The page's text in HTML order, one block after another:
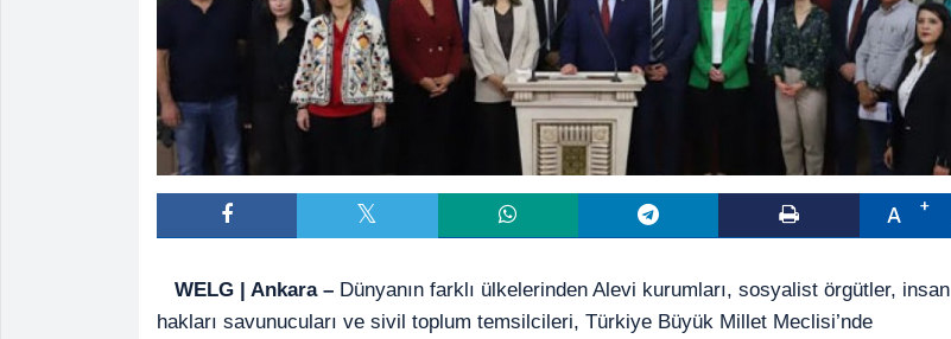
A
WELG | Ankara – Dünyanın farklı ülkelerinden Alevi kurumları, sosyalist örgütler, insan
hakları savunucuları ve sivil toplum temsilcileri, Türkiye Büyük Millet Meclisi’nde